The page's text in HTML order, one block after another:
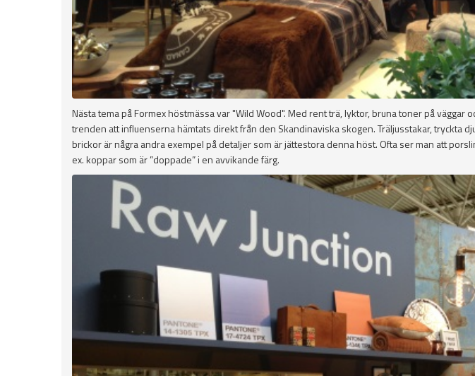
Nästa tema på Formex höstmässa var "Wild Wood". Med rent trä, lyktor, bruna toner på
trenden att influenserna hämtats direkt från den Skandinaviska skogen. Träljusstakar, tryckta
brickor är några andra exempel på detaljer som är jättestora denna höst. Ofta ser man att
ex. koppar som är ”doppade” i en avvikande färg.